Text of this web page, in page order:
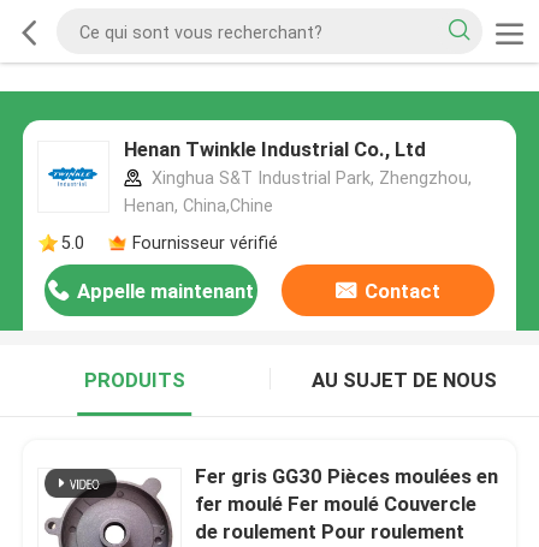
Henan Twinkle Industrial Co., Ltd
Xinghua S&T Industrial Park, Zhengzhou,
Henan, China,Chine
5.0
Fournisseur vérifié
Appelle maintenant Contact
PRODUITS AU SUJET DE NOUS
Fer gris GG30 Pièces moulées en
fer moulé Fer moulé Couvercle
de roulement Pour roulement